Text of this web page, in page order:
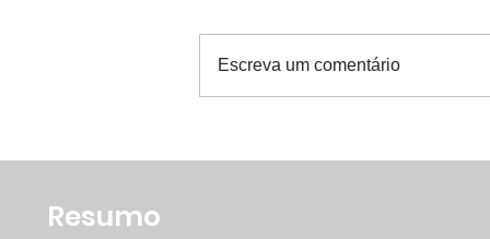
Bispo
Escreva um comentário
Resumo